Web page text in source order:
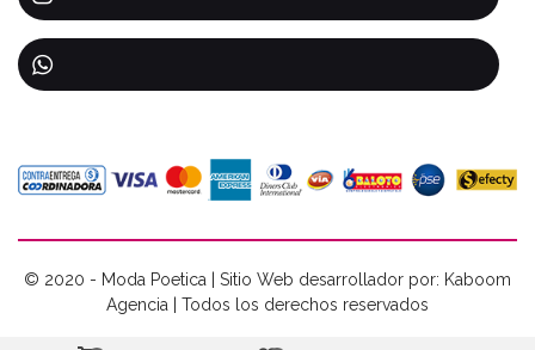
© 2020 - Moda Poetica | Sitio Web desarrollador por: Kaboom
Agencia | Todos los derechos reservados